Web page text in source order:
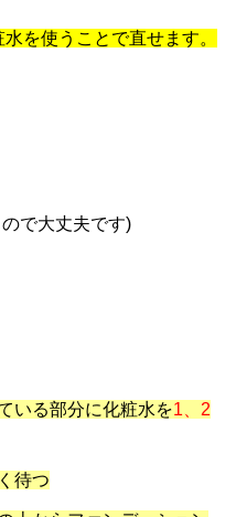
水を使うことで直せます。
で大丈夫です)
いる部分に化粧水を1、2
待つ